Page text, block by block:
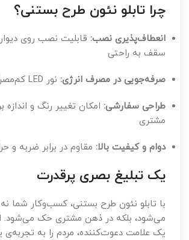
چرا تابلو نئون طرح بستنی؟
انعطاف‌پذیری نصب: قابلیت نصب روی
سقف به راحتی
صرفه‌جویی در مصرف انرژی: نور LED کم‌مصرف اما پرنور
طراحی سفارشی: امکان تغییر رنگ و اندازه
مشتری
دوام و کیفیت بالا: مقاوم در برابر ضربه و
یک تبلیغ بصری پرقدرت
با تابلو نئون طرح بستنی، کسب‌وکار شما
می‌شود، بلکه در ذهن مشتری حک می‌شود.
یک علامت دعوت‌کننده، مردم را به